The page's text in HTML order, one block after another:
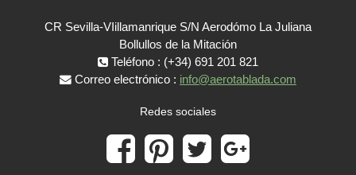
CR Sevilla-VIillamanrique S/N Aerodómo La Juliana
Bollullos de la Mitación
Teléfono : (+34) 691 201 821
Correo electrónico : info@aerotablada.com
Redes sociales